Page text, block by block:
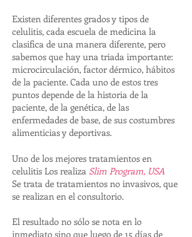
Existen diferentes grados y tipos de
celulitis, cada escuela de medicina la
clasifica de una manera diferente, pero
sabemos que hay una triada importante:
microcirculación, factor dérmico, hábitos
de la paciente. Cada uno de estos tres
puntos depende de la historia de la
paciente, de la genética, de las
enfermedades de base, de sus costumbres
alimenticias y deportivas.
Uno de los mejores tratamientos en
celulitis Los realiza Slim Program, USA
Se trata de tratamientos no invasivos, que
se realizan en el consultorio.
El resultado no sólo se nota en lo
inmediato sino que luego de 15 días de